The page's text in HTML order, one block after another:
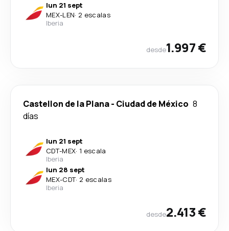
lun 21 sept
MEX-LEN· 2 escalas
Iberia
desde1.997 €
Castellon de la Plana- Ciudad de México 8
días
lun 21 sept
CDT-MEX· 1 escala
Iberia
lun 28 sept
MEX-CDT· 2 escalas
Iberia
desde2.413 €